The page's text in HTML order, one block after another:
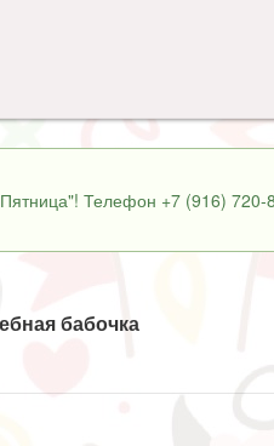
Телефон +7 (916)
бабочка